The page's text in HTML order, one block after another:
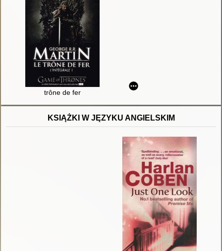
trône de fer
KSIĄŻKI W JĘZYKU ANGIELSKIM